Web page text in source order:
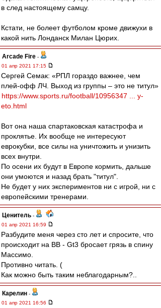
в след настоящему самцу.
Кстати, не болеет футболом кроме движухи в
какой нить Лонданск Милан Цюрих.
Arcade Fire -
01 апр 2021 17:15
Сергей Семак: «РПЛ гораздо важнее, чем
плей-офф ЛЧ. Выход из группы – это не титул»
https://www.sports.ru/football/10956347 ... y-
eto.html
Вот она наша спартаковская катастрофа и
проклятье. Их вообще не интересуют
еврокубки, все силы на уничтожить и унизить
всех внутри.
По осени их будут в Европе кормить, дальше
они умоются и назад брать "титул".
Не будет у них экспериментов ни с игрой, ни с
европейскими тренерами.
Ценитель -
01 апр 2021 16:59
Разбудите меня через сто лет и спросите, что
происходит на ВВ - Gt3 бросает грязь в спину
Массимо.
Противно читать. (
Как можно быть таким неблагодарным?..
Карелин -
01 апр 2021 16:56